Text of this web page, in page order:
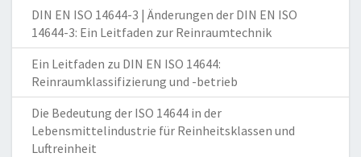
DIN EN ISO 14644-3 | Änderungen der DIN EN ISO
14644-3: Ein Leitfaden zur Reinraumtechnik
Ein Leitfaden zu DIN EN ISO 14644:
Reinraumklassifizierung und -betrieb
Die Bedeutung der ISO 14644 in der
Lebensmittelindustrie für Reinheitsklassen und
Luftreinheit